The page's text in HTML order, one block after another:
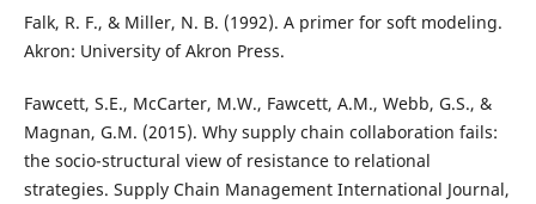
Falk, R. F., & Miller, N. B. (1992). A primer for soft modeling.
Akron: University of Akron Press.
Fawcett, S.E., McCarter, M.W., Fawcett, A.M., Webb, G.S., &
Magnan, G.M. (2015). Why supply chain collaboration fails:
the socio-structural view of resistance to relational
strategies. Supply Chain Management International Journal,